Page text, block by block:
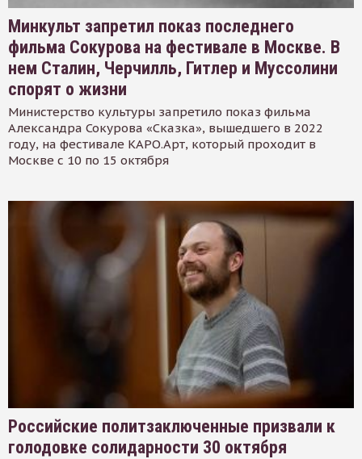
Минкульт запретил показ последнего
фильма Сокурова на фестивале в Москве. В
нем Сталин, Черчилль, Гитлер и Муссолини
спорят о жизни
Министерство культуры запретило показ фильма
Александра Сокурова «Сказка», вышедшего в 2022
году, на фестивале КАРО.Арт, который проходит в
Москве с 10 по 15 октября
Российские политзаключенные призвали к
голодовке солидарности 30 октября